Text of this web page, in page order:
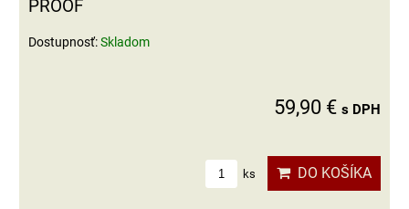
PROOF
Dostupnosť:Skladom
59,90 € s DPH
ks DO KOŠÍKA